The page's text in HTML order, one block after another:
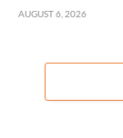
AUGUST 6, 2026